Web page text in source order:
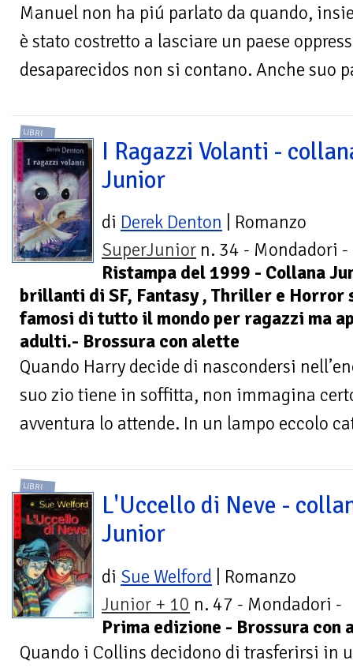
Manuel non ha piú parlato da quando,
è stato costretto a lasciare un paese
desaparecidos non si contano. Anche suo
LIBRI
I Ragazzi Volanti -
Junior
di Derek Denton | Romanzo
SuperJunior n. 34 - Mondadori -
Ristampa del 1999 - Collana
brillanti di SF, Fantasy , Thriller e
famosi di tutto il mondo per ragazzi ma
adulti.- Brossura con alette
Quando Harry decide di nascondersi
suo zio tiene in soffitta, non immagina
avventura lo attende. In un lampo eccolo
LIBRI
L'Uccello di Neve -
Junior
di Sue Welford | Romanzo
Junior + 10 n. 47 - Mondadori -
Prima edizione - Brossura con
Quando i Collins decidono di trasferirsi in